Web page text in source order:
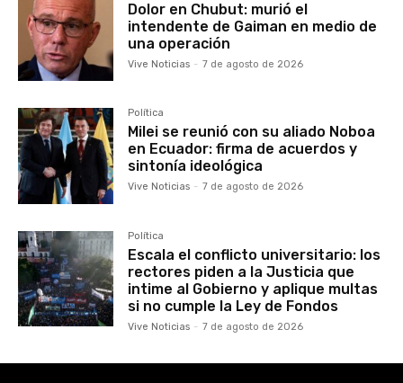
Dolor en Chubut: murió el
intendente de Gaiman en medio de
una operación
Vive Noticias - 7 de agosto de 2026
Política
Milei se reunió con su aliado Noboa
en Ecuador: firma de acuerdos y
sintonía ideológica
Vive Noticias - 7 de agosto de 2026
Política
Escala el conflicto universitario: los
rectores piden a la Justicia que
intime al Gobierno y aplique multas
si no cumple la Ley de Fondos
Vive Noticias - 7 de agosto de 2026